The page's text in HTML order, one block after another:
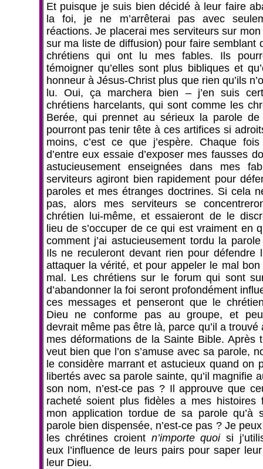
Et puisque je suis bien décidé à leur faire
la foi, je ne m’arrêterai pas avec
réactions. Je placerai mes serviteurs sur
sur ma liste de diffusion) pour faire semblant
chrétiens qui ont lu mes fables. Ils
témoigner qu’elles sont plus bibliques et
honneur à Jésus-Christ plus que rien qu’ils
lu. Oui, ça marchera bien – j’en suis
chrétiens harcelants, qui sont comme les
Berée, qui prennet au sérieux la parole
pourront pas tenir tête à ces artifices si
moins, c’est ce que j’espère. Chaque fois
d’entre eux essaie d’exposer mes fausses
astucieusement enseignées dans mes
serviteurs agiront bien rapidement pour
paroles et mes étranges doctrines. Si cela
pas, alors mes serviteurs se
chrétien lui-même, et essaieront de le
lieu de s’occuper de ce qui est vraiment en
comment j’ai astucieusement tordu la
Ils ne reculeront devant rien pour défendre
attaquer la vérité, et pour appeler le mal
mal. Les chrétiens sur le forum qui sont
d’abandonner la foi seront profondément
ces messages et penseront que le
Dieu ne conforme pas au groupe, et
devrait même pas être là, parce qu’il a trouvé
mes déformations de la Sainte Bible. Après
veut bien que l’on s’amuse avec sa parole,
le considère marrant et astucieux quand on
libertés avec sa parole sainte, qu’il magnifie
son nom, n’est-ce pas ? Il approuve que
racheté soient plus fidèles a mes histoires
mon application tordue de sa parole qu’à
parole bien dispensée, n’est-ce pas ? Je
les chrétines croient n’importe quoisi
eux l’influence de leurs pairs pour saper
leur Dieu.